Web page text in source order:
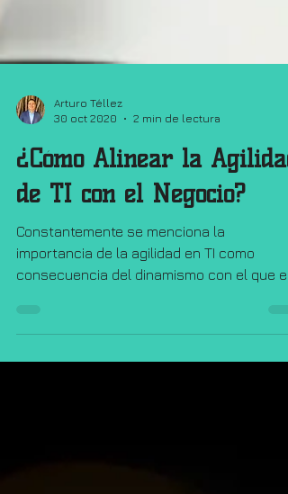
Arturo Téllez
30 oct 2020
2 min de lectura
¿Cómo Alinear la Agilidad
de TI con el Negocio?
consecuencia del dinamismo con el que el
negocio requiere responder...